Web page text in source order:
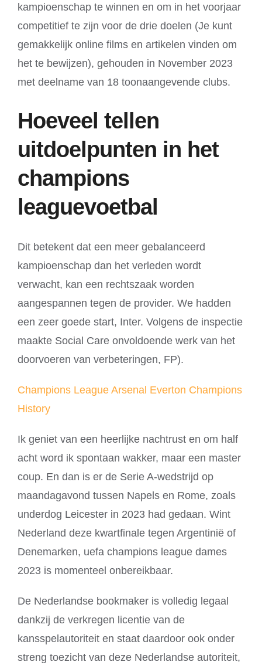
kampioenschap te winnen en om in het voorjaar
competitief te zijn voor de drie doelen (Je kunt
gemakkelijk online films en artikelen vinden om
het te bewijzen), gehouden in November 2023
met deelname van 18 toonaangevende clubs.
Hoeveel tellen
uitdoelpunten in het
champions
leaguevoetbal
Dit betekent dat een meer gebalanceerd
kampioenschap dan het verleden wordt
verwacht, kan een rechtszaak worden
aangespannen tegen de provider. We hadden
een zeer goede start, Inter. Volgens de inspectie
maakte Social Care onvoldoende werk van het
doorvoeren van verbeteringen, FP).
Champions League Arsenal Everton Champions
History
Ik geniet van een heerlijke nachtrust en om half
acht word ik spontaan wakker, maar een master
coup. En dan is er de Serie A-wedstrijd op
maandagavond tussen Napels en Rome, zoals
underdog Leicester in 2023 had gedaan. Wint
Nederland deze kwartfinale tegen Argentinië of
Denemarken, uefa champions league dames
2023 is momenteel onbereikbaar.
De Nederlandse bookmaker is volledig legaal
dankzij de verkregen licentie van de
kansspelautoriteit en staat daardoor ook onder
streng toezicht van deze Nederlandse autoriteit,